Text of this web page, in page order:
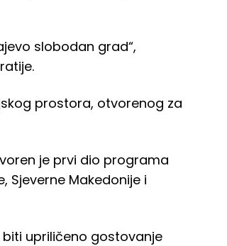
slobodan grad“,
prostora, otvorenog za
je prvi dio programa
Sjeverne Makedonije i
upriličeno gostovanje